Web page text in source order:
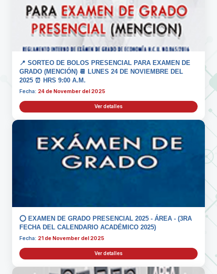
📍 SORTEO DE BOLOS PRESENCIAL PARA EXAMEN DE
GRADO (MENCIÓN) 📆 LUNES 24 DE NOVIEMBRE DEL
2025 ⏰ HRS 9:00 A.M.
Fecha: 24 de November del 2025
Ver detalles
⭕️ EXAMEN DE GRADO PRESENCIAL 2025 - ÁREA - (3RA
FECHA DEL CALENDARIO ACADÉMICO 2025)
Fecha: 21 de November del 2025
Ver detalles